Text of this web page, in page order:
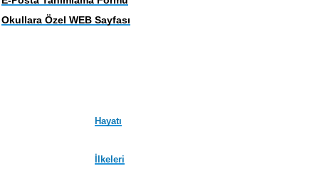
Okullara Özel WEB Sayfası
Hayatı
İlkeleri